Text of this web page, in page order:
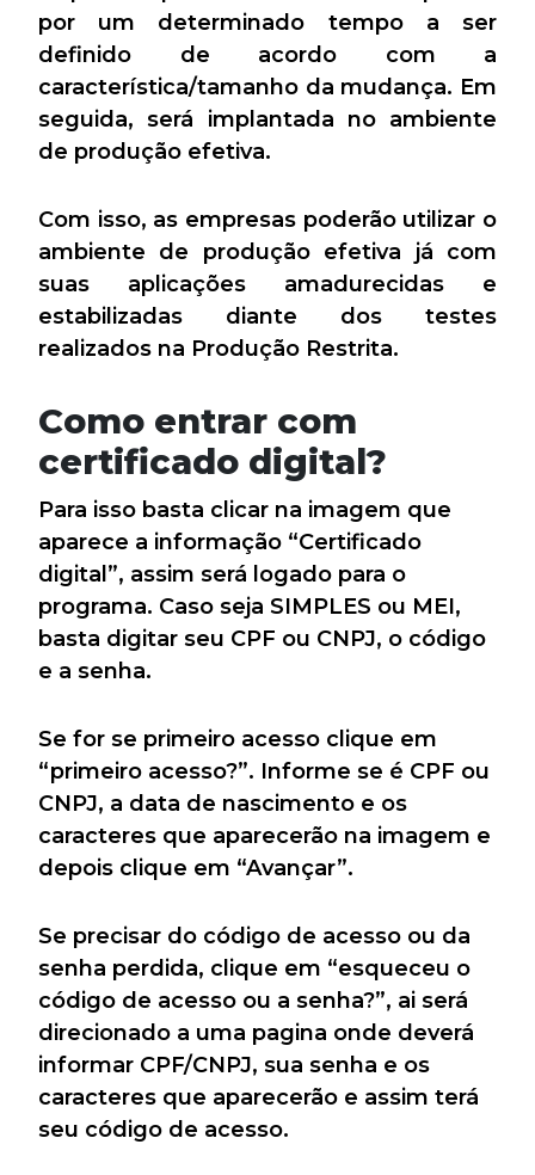
por um determinado tempo a ser
definido de acordo com a
característica/tamanho da mudança. Em
seguida, será implantada no ambiente
de produção efetiva.
Com isso, as empresas poderão utilizar o
ambiente de produção efetiva já com
suas aplicações amadurecidas e
estabilizadas diante dos testes
realizados na Produção Restrita.
Como entrar com
certificado digital?
Para isso basta clicar na imagem que
aparece a informação “Certificado
digital”, assim será logado para o
programa. Caso seja SIMPLES ou MEI,
basta digitar seu CPF ou CNPJ, o código
e a senha.
Se for se primeiro acesso clique em
“primeiro acesso?”. Informe se é CPF ou
CNPJ, a data de nascimento e os
caracteres que aparecerão na imagem e
depois clique em “Avançar”.
Se precisar do código de acesso ou da
senha perdida, clique em “esqueceu o
código de acesso ou a senha?”, ai será
direcionado a uma pagina onde deverá
informar CPF/CNPJ, sua senha e os
caracteres que aparecerão e assim terá
seu código de acesso.